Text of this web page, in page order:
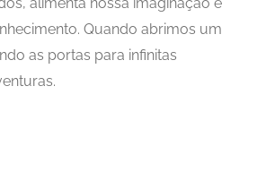
Quando abrimos um
as portas para infinitas